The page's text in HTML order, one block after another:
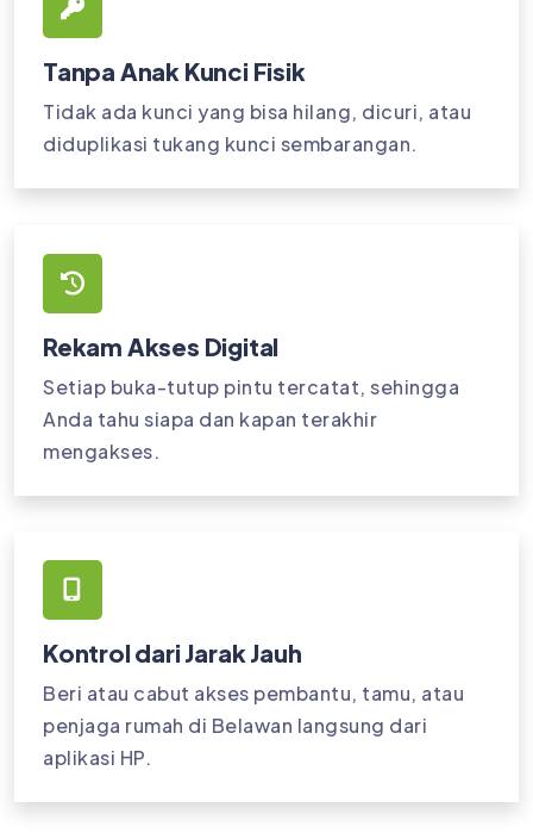
Tanpa Anak Kunci Fisik
Tidak ada kunci yang bisa hilang, dicuri, atau
diduplikasi tukang kunci sembarangan.
Rekam Akses Digital
Setiap buka-tutup pintu tercatat, sehingga
Anda tahu siapa dan kapan terakhir
mengakses.
Kontrol dari Jarak Jauh
Beri atau cabut akses pembantu, tamu, atau
penjaga rumah di Belawan langsung dari
aplikasi HP.